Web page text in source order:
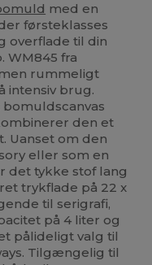
med en
førsteklasses
overflade til din
WM845 fra
rummeligt
intensiv brug.
bomuldscanvas
den et
Uanset om den
eller som en
det tykke stof lang
trykflade på 22 x
til serigrafi,
på 4 liter og
pålideligt valg til
Tilgængelig til